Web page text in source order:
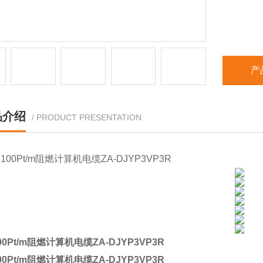
产
绍 / PRODUCT PRESENTATION
m阻燃计算机电缆ZA-DJYP3VP3R
m阻燃计算机电缆ZA-DJYP3VP3R